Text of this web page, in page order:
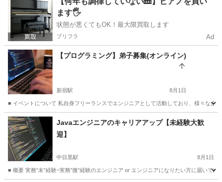
ます🖐️
状態が悪くてもOK！最大限買取します
プリフラ Ad
【プログラミング】弟子募集(オンライン)
新宿駅 8月1日
■ イベントについて 私自身フリーランスでエンジニアとして活動しており、様々な企
東京 新宿区 プログラミング オンライン
Javaエンジニアのキャリアアップ【未経験大歓
迎】
中目黒駅 8月1日
■ 概要 実務”未”経験~実務”微”経験のエンジニア or エンジニアになりたい方に届いて